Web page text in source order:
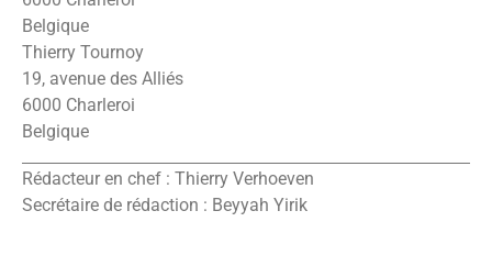
Belgique
Thierry Tournoy
19, avenue des Alliés
6000 Charleroi
Belgique
Rédacteur en chef : Thierry Verhoeven
Secrétaire de rédaction : Beyyah Yirik